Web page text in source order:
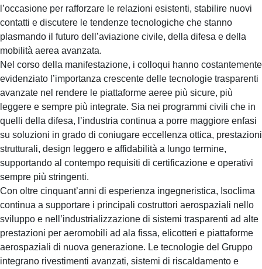
l’occasione per rafforzare le relazioni esistenti, stabilire nuovi
contatti e discutere le tendenze tecnologiche che stanno
plasmando il futuro dell’aviazione civile, della difesa e della
mobilità aerea avanzata.
Nel corso della manifestazione, i colloqui hanno costantemente
evidenziato l’importanza crescente delle tecnologie trasparenti
avanzate nel rendere le piattaforme aeree più sicure, più
leggere e sempre più integrate. Sia nei programmi civili che in
quelli della difesa, l’industria continua a porre maggiore enfasi
su soluzioni in grado di coniugare eccellenza ottica, prestazioni
strutturali, design leggero e affidabilità a lungo termine,
supportando al contempo requisiti di certificazione e operativi
sempre più stringenti.
Con oltre cinquant’anni di esperienza ingegneristica, Isoclima
continua a supportare i principali costruttori aerospaziali nello
sviluppo e nell’industrializzazione di sistemi trasparenti ad alte
prestazioni per aeromobili ad ala fissa, elicotteri e piattaforme
aerospaziali di nuova generazione. Le tecnologie del Gruppo
integrano rivestimenti avanzati, sistemi di riscaldamento e